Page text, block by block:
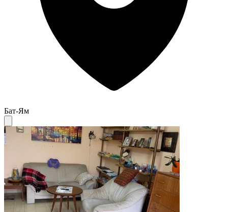
Бат-Ям